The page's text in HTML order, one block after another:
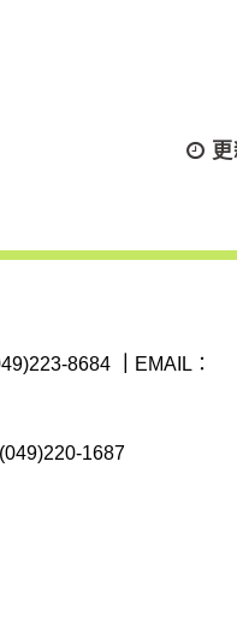
8684 EMAIL：
1687